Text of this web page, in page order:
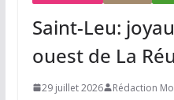
Saint-Leu:
ouest de La
29 juillet 2026 Rédaction